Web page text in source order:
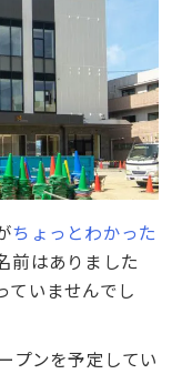
ちょっとわかった
前はありました
ていませんでし
プンを予定してい